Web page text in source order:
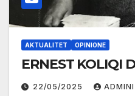
AKTUALITET OPINIONE
ERNEST KOLIQI
22/05/2025 ADMINI